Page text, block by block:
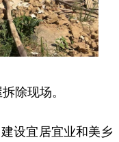
除现场。
设宜居宜业和美乡